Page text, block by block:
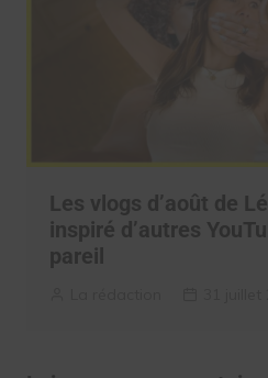
Les vlogs d’août de
inspiré d’autres
pareil